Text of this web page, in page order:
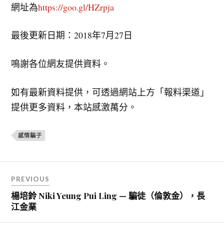
網址為https://goo.gl/HZrpja
最後更新日期：2018年7月27日
鳴謝各位網友提供資料。
如有最新資料提供，可透過網站上方「報料渠道」
提供更多資料，本站感激萬分。
感情騙子
章
導
PREVIOUS
楊培鈴 Niki Yeung Pui Ling — 騙徒（倫敦金），長
江金業